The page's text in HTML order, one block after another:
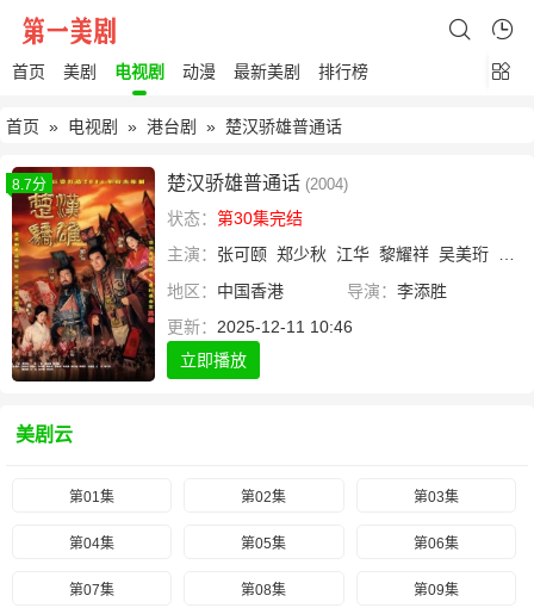
首页 美剧 电视剧 动漫 最新美剧 排行榜
首页 » 电视剧 » 港台剧 » 楚汉骄雄普通话
8.7分 楚汉骄雄普通话 (2004)
状态： 第30集完结
主演： 张可颐 郑少秋 江华 黎耀祥 吴美珩
蒋
地区： 中国香港 导演： 李添胜
更新： 2025-12-11 10:46
立即播放
美剧云
第01集 第02集 第03集
第04集 第05集 第06集
第07集 第08集 第09集